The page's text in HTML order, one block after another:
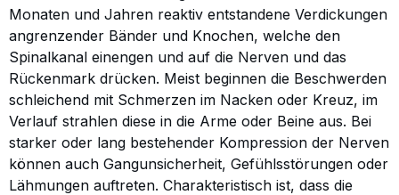
Monaten und Jahren reaktiv entstandene Verdickungen
angrenzender Bänder und Knochen, welche den
Spinalkanal einengen und auf die Nerven und das
Rückenmark drücken. Meist beginnen die Beschwerden
schleichend mit Schmerzen im Nacken oder Kreuz, im
Verlauf strahlen diese in die Arme oder Beine aus. Bei
starker oder lang bestehender Kompression der Nerven
können auch Gangunsicherheit, Gefühlsstörungen oder
Lähmungen auftreten. Charakteristisch ist, dass die